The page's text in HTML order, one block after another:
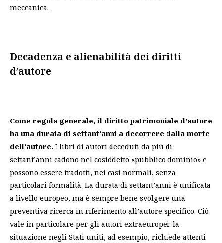
meccanica.
Decadenza e alienabilità dei diritti
d’autore
Come regola generale, il diritto patrimoniale d’autore
ha una durata di settant’anni a decorrere dalla morte
dell’autore. I libri di autori deceduti da più di
settant’anni cadono nel cosiddetto «pubblico dominio» e
possono essere tradotti, nei casi normali, senza
particolari formalità. La durata di settant’anni è unificata
a livello europeo, ma è sempre bene svolgere una
preventiva ricerca in riferimento all’autore specifico. Ciò
vale in particolare per gli autori extraeuropei: la
situazione negli Stati uniti, ad esempio, richiede attenti